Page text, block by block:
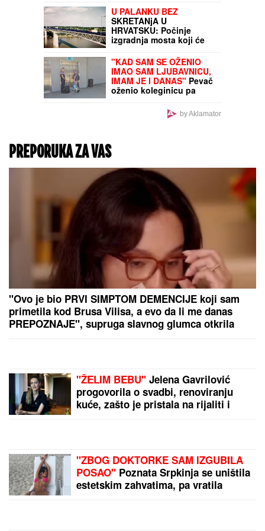
U PALANKU BEZ
SKRETANjA U
HRVATSKU: Počinje
izgradnja mosta koji će
sa matičnom opštinom u
Bačkoj
"KAD SAM SE OŽENIO
IMAO SAM LJUBAVNICU,
IMAM JE I DANAS" Pevač
oženio koleginicu pa
na svakom koraku:
"Skoro svi na estradiby Aklamator
PREPORUKA ZA VAS
"Ovo je bio PRVI SIMPTOM DEMENCIJE koji sam
primetila kod Brusa Vilisa, a evo da li me danas
PREPOZNAJE", supruga slavnog glumca otkrila
"ŽELIM BEBU" Jelena Gavrilović
progovorila o svadbi, renoviranju
kuće, zašto je pristala na rijaliti i
"ZBOG DOKTORKE SAM IZGUBILA
POSAO" Poznata Srpkinja se uništila
estetskim zahvatima, pa vratila